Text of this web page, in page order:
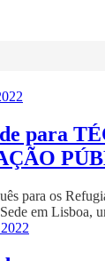
para
para os
em Lisboa,